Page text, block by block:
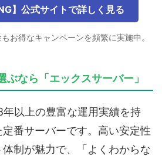
】公式サイトで詳しく見る
お得なキャンペーンを頻繁に実施中。
ぶなら「エックスサーバー」
年以上の豊富な運用実績を持
番サーバーです。高い安定性
制が魅力で、「よくわからな